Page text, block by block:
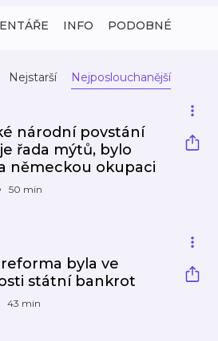
INFO PODOBNÉ
Nejstarší Nejposlouchanější
národní povstání
řada mýtů, bylo
německou okupaci
50 min
byla ve
státní bankrot
43 min